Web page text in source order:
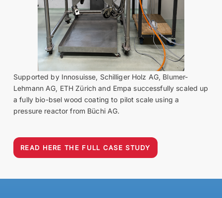
Supported by Innosuisse, Schilliger Holz AG, Blumer-
Lehmann AG, ETH Zürich and Empa successfully scaled up
a fully bio-bsel wood coating to pilot scale using a
pressure reactor from Büchi AG.
READ HERE THE FULL CASE STUDY